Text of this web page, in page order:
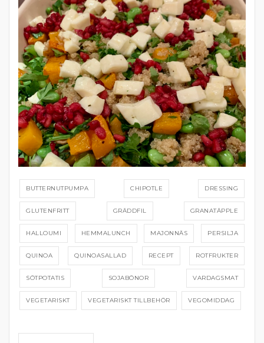
BUTTERNUTPUMPA CHIPOTLE DRESSING
GLUTENFRITT GRÄDDFIL GRANATÄPPLE
HALLOUMI HEMMALUNCH MAJONNÄS PERSILJA
QUINOA QUINOASALLAD RECEPT ROTFRUKTER
SÖTPOTATIS SOJABÖNOR VARDAGSMAT
VEGETARISKT VEGETARISKT TILLBEHÖR VEGOMIDDAG